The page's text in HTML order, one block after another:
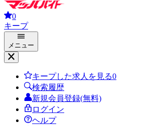
0
キープ
メニュー
キープした求人を見る0
検索履歴
新規会員登録(無料)
ログイン
ヘルプ